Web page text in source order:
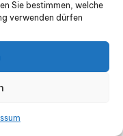
Sie bestimmen, welche
verwenden dürfen
– immer
&